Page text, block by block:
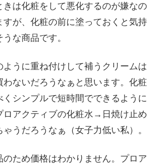
きは化粧をして悪化するのが嫌なの
すが、化粧の前に塗っておくと気持
な商品です。
ように重ね付けして補うクリームは
わないだろうなぁと思います。化粧
くシンプルで短時間でできるように
ロアクティブの化粧水→日焼け止め
うだろうなぁ（女子力低い私）。
のため価格はわかりません。プロア